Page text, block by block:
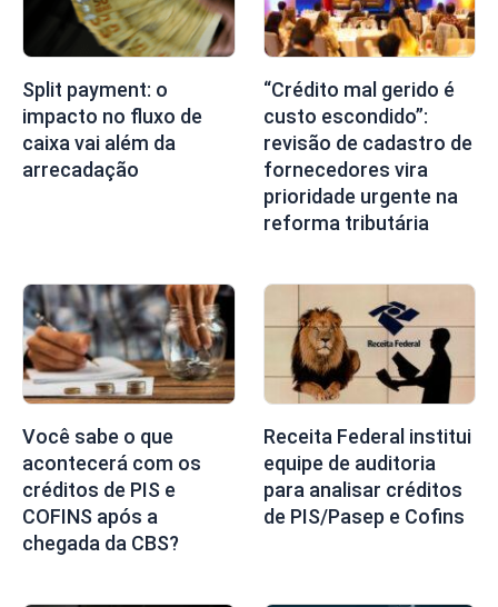
Split payment: o
impacto no fluxo de
caixa vai além da
arrecadação
“Crédito mal gerido é
custo escondido”:
revisão de cadastro de
fornecedores vira
prioridade urgente na
reforma tributária
Você sabe o que
acontecerá com os
créditos de PIS e
COFINS após a
chegada da CBS?
Receita Federal institui
equipe de auditoria
para analisar créditos
de PIS/Pasep e Cofins